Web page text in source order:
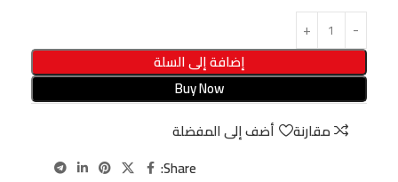
إضافة إلى السلة
Buy Now
مقارنة
أضف إلى المفضلة
Share: